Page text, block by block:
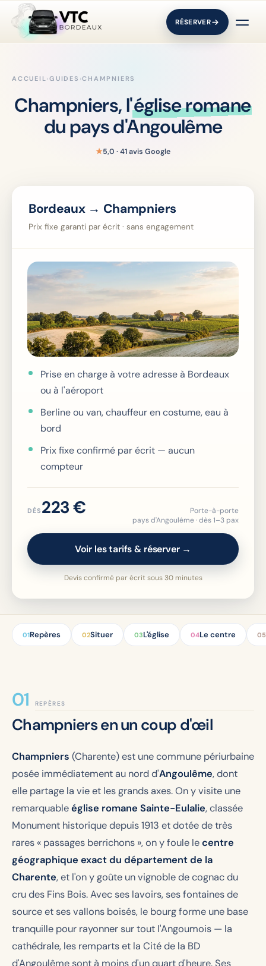
RÉSERVER
ACCUEIL›GUIDES ›CHAMPNIERS
Champniers, l'église romane
du pays d'Angoulême
★5,0 · 41 avis Google
Bordeaux → Champniers
Prix fixe garanti par écrit · sans engagement
Prise en charge à votre adresse à Bordeaux
ou à l'aéroport
Berline ou van, chauffeur en costume, eau à
bord
Prix fixe confirmé par écrit — aucun
compteur
DÈS 223 €
Porte-à-porte
pays d'Angoulême · dès 1–3 pax
Voir les tarifs & réserver →
Devis confirmé par écrit sous 30 minutes
01Repères 02Situer 03L'église 04Le centre 05
REPÈRES
Champniers en un coup d'œil
Champniers (Charente) est une commune périurbaine
posée immédiatement au nord d'Angoulême, dont
elle partage la vie et les grands axes. On y visite une
remarquableéglise romane Sainte-Eulalie, classée
Monument historique depuis 1913 et dotée de très
rares « passages berrichons », on y foule lecentre
géographique exact du département de la
Charente, et l'on y goûte un vignoble de cognac du
cru des Fins Bois. Avec ses lavoirs, ses fontaines de
source et ses vallons boisés, le bourg forme une base
tranquille pour rayonner sur tout l'Angoumois — la
cathédrale, les remparts et la Cité de la BD
d'Angoulême sont à moins d'un quart d'heure. Ses